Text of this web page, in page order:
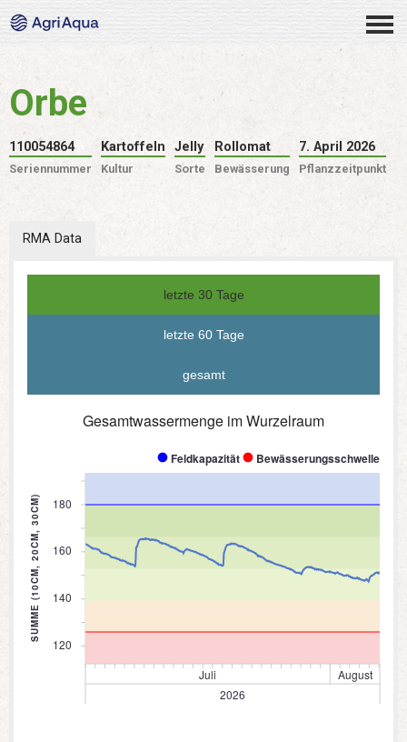
Orbe
110054864
Seriennummer
Kartoffeln
Kultur
Jelly
Sorte
Rollomat
Bewässerung
7. April 2026
Pflanzzeitpunkt
RMA Data
letzte 30 Tage
letzte 60 Tage
gesamt